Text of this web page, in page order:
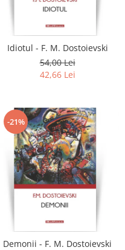
Idiotul - F. M. Dostoievski
54,00 Lei
42,66 Lei
-21%
Demonii - F. M. Dostoievski